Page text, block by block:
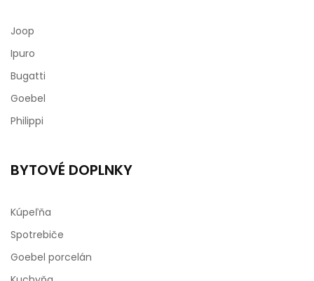
Joop
Ipuro
Bugatti
Goebel
Philippi
BYTOVÉ DOPLNKY
Kúpeľňa
Spotrebiče
Goebel porcelán